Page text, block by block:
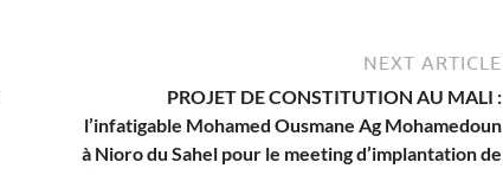
NEXT ARTICLE
PROJET DE CONSTITUTION AU MALI :
l’infatigable Mohamed Ousmane Ag Mohamedoun
à Nioro du Sahel pour le meeting d’implantation de